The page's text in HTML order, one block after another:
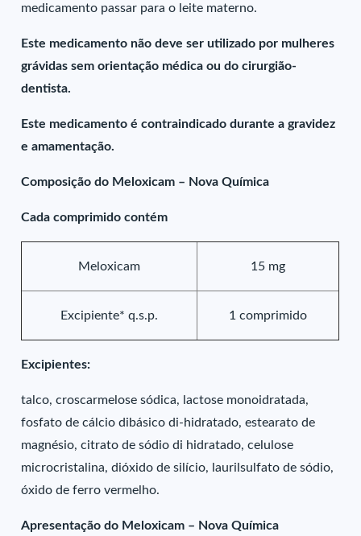
medicamento passar para o leite materno.
Este medicamento não deve ser utilizado por mulheres
grávidas sem orientação médica ou do cirurgião-
dentista.
Este medicamento é contraindicado durante a gravidez
e amamentação.
Composição do Meloxicam – Nova Química
Cada comprimido contém
Meloxicam 15 mg
Excipiente* q.s.p. 1 comprimido
Excipientes:
talco, croscarmelose sódica, lactose monoidratada,
fosfato de cálcio dibásico di-hidratado, estearato de
magnésio, citrato de sódio di hidratado, celulose
microcristalina, dióxido de silício, laurilsulfato de sódio,
óxido de ferro vermelho.
Apresentação do Meloxicam – Nova Química